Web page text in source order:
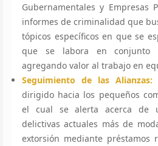
Gubernamentales y Empresas
informes de criminalidad que
tópicos específicos en que se
que se labora en conjunto
agregando valor al trabajo en
Seguimiento de las Alianzas:
dirigido hacia los pequeños
el cual se alerta acerca de
delictivas actuales más de
extorsión mediante préstamos